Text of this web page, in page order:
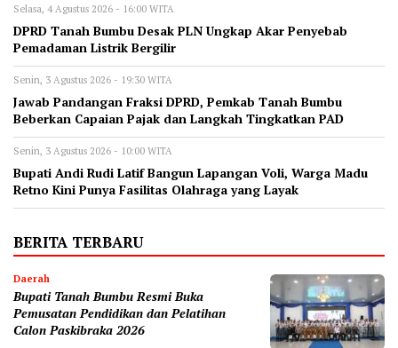
Selasa, 4 Agustus 2026 - 16:00 WITA
DPRD Tanah Bumbu Desak PLN Ungkap Akar Penyebab
Pemadaman Listrik Bergilir
Senin, 3 Agustus 2026 - 19:30 WITA
Jawab Pandangan Fraksi DPRD, Pemkab Tanah Bumbu
Beberkan Capaian Pajak dan Langkah Tingkatkan PAD
Senin, 3 Agustus 2026 - 10:00 WITA
Bupati Andi Rudi Latif Bangun Lapangan Voli, Warga Madu
Retno Kini Punya Fasilitas Olahraga yang Layak
BERITA TERBARU
Daerah
Bupati Tanah Bumbu Resmi Buka
Pemusatan Pendidikan dan Pelatihan
Calon Paskibraka 2026